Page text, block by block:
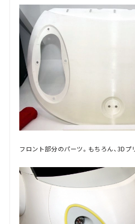
フロント部分のパーツ。もちろん、3Dプ